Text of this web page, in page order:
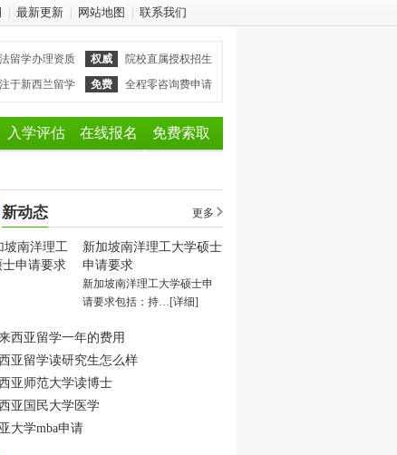
最新更新 网站地图 联系我们
留学办理资质 权威
院校直属授权招生
于新西兰留学 免费 全程零咨询费申请
入学评估 在线报名 免费索取
新动态 更多
新加坡南洋理工大学硕士
申请要求
新加坡南洋理工大学硕士申
请要求包括：持…[详细]
西亚留学一年的费用
亚留学读研究生怎么样
亚师范大学读博士
亚国民大学医学
大学mba申请